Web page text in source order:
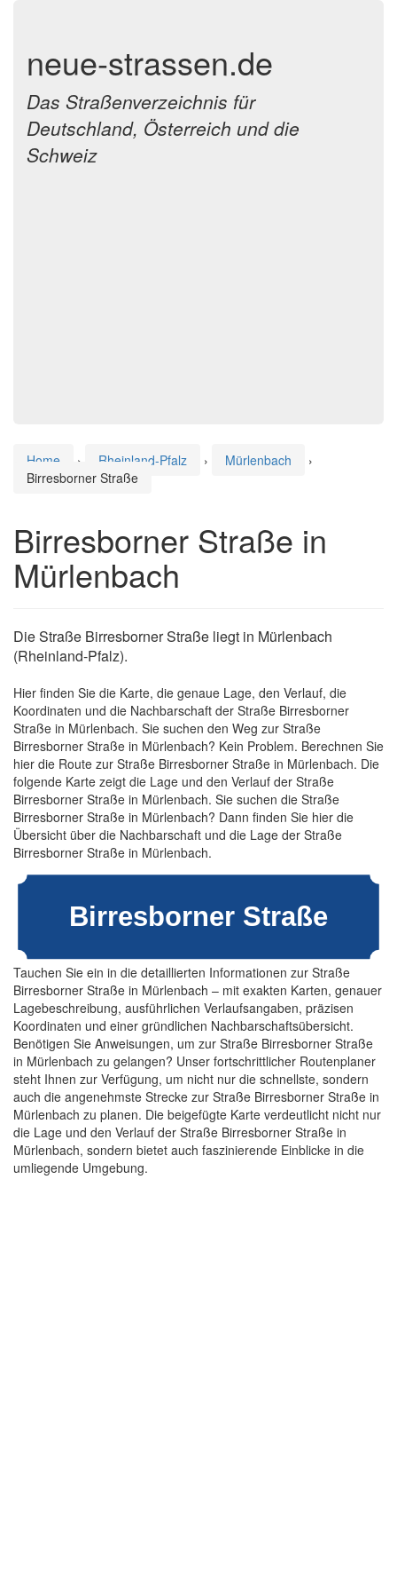
neue-strassen.de
Das Straßenverzeichnis für
Deutschland, Österreich und die
Schweiz
Home › Rheinland-Pfalz › Mürlenbach
›
Birresborner Straße
Birresborner Straße in
Mürlenbach
Die Straße Birresborner Straße liegt in Mürlenbach
(Rheinland-Pfalz).
Hier finden Sie die Karte, die genaue Lage, den Verlauf, die
Koordinaten und die Nachbarschaft der Straße Birresborner
Straße in Mürlenbach. Sie suchen den Weg zur Straße
Birresborner Straße in Mürlenbach? Kein Problem. Berechnen Sie
hier die Route zur Straße Birresborner Straße in Mürlenbach. Die
folgende Karte zeigt die Lage und den Verlauf der Straße
Birresborner Straße in Mürlenbach. Sie suchen die Straße
Birresborner Straße in Mürlenbach? Dann finden Sie hier die
Übersicht über die Nachbarschaft und die Lage der Straße
Birresborner Straße in Mürlenbach.
Tauchen Sie ein in die detaillierten Informationen zur Straße
Birresborner Straße in Mürlenbach – mit exakten Karten, genauer
Lagebeschreibung, ausführlichen Verlaufsangaben, präzisen
Koordinaten und einer gründlichen Nachbarschaftsübersicht.
Benötigen Sie Anweisungen, um zur Straße Birresborner Straße
in Mürlenbach zu gelangen? Unser fortschrittlicher Routenplaner
steht Ihnen zur Verfügung, um nicht nur die schnellste, sondern
auch die angenehmste Strecke zur Straße Birresborner Straße in
Mürlenbach zu planen. Die beigefügte Karte verdeutlicht nicht nur
die Lage und den Verlauf der Straße Birresborner Straße in
Mürlenbach, sondern bietet auch faszinierende Einblicke in die
umliegende Umgebung.